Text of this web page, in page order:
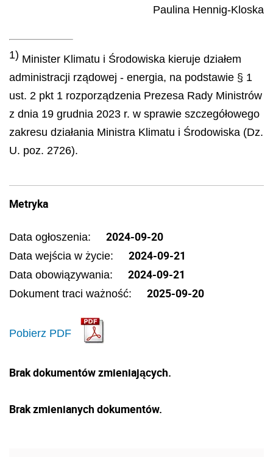
Paulina Hennig-Kloska
1) Minister Klimatu i Środowiska kieruje działem
administracji rządowej - energia, na podstawie § 1
ust. 2 pkt 1 rozporządzenia Prezesa Rady Ministrów
z dnia 19 grudnia 2023 r. w sprawie szczegółowego
zakresu działania Ministra Klimatu i Środowiska (Dz.
U. poz. 2726).
Metryka
Data ogłoszenia: 2024-09-20
Data wejścia w życie: 2024-09-21
Data obowiązywania: 2024-09-21
Dokument traci ważność: 2025-09-20
Pobierz PDF
Brak dokumentów zmieniających.
Brak zmienianych dokumentów.